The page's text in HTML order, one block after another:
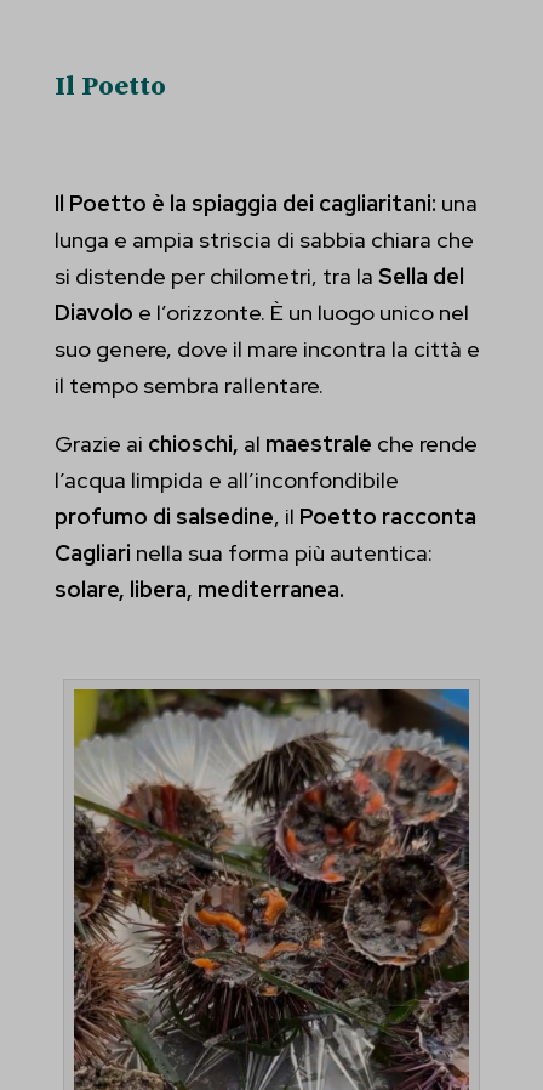
Il Poetto
Il Poetto è la spiaggia dei cagliaritani: una
lunga e ampia striscia di sabbia chiara che
si distende per chilometri, tra la Sella del
Diavolo e l’orizzonte. È un luogo unico nel
suo genere, dove il mare incontra la città e
il tempo sembra rallentare.
Grazie ai chioschi, al maestrale che rende
l’acqua limpida e all’inconfondibile
profumo di salsedine, il Poetto racconta
Cagliari nella sua forma più autentica:
solare, libera, mediterranea.